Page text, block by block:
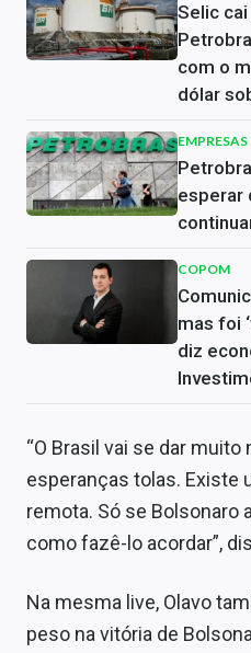
Selic cai
com o
dólar
EMPRESAS
esperar
COPOM
mas foi
diz
“O Brasil vai se dar
esperanças tolas. Existe
remota. Só se Bolsonaro
como fazê-lo acordar”,
Na mesma live, Olavo
peso na vitória de